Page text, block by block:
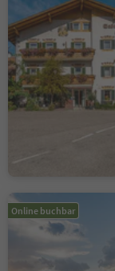
Online buchbar